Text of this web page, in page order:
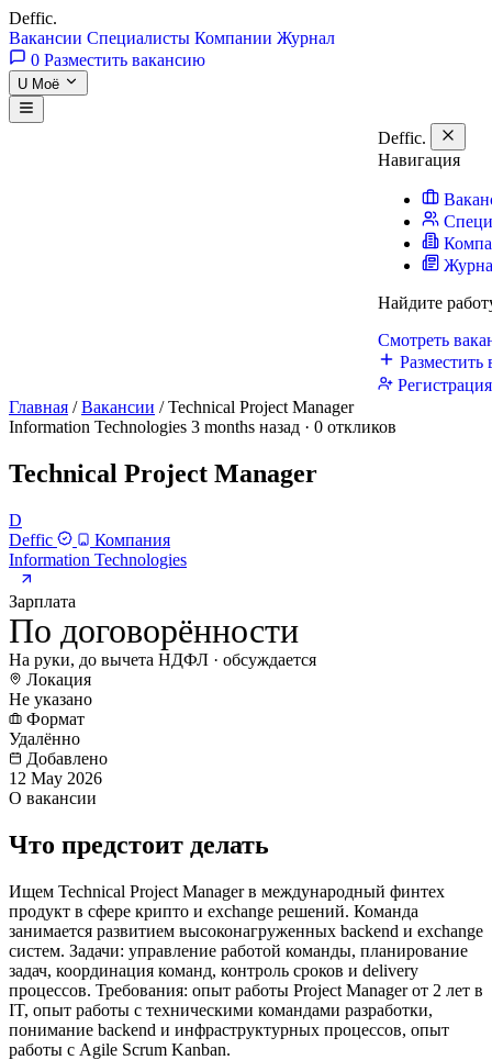
Deffic.
Вакансии Специалисты Компании Журнал
0 Разместить вакансию
U Моё
Deffic.
Навигация
Найдите
Смотреть
Разместить
Главная / Вакансии / Technical Project Manager
Information Technologies 3 months назад · 0 откликов
Technical Project Manager
D
Deffic
Компания
Information Technologies
Зарплата
По договорённости
На руки, до вычета НДФЛ · обсуждается
Локация
Не указано
Формат
Удалённо
Добавлено
12 May 2026
О вакансии
Что предстоит делать
Ищем Technical Project Manager в международный финтех
продукт в сфере крипто и exchange решений. Команда
занимается развитием высоконагруженных backend и exchange
систем. Задачи: управление работой команды, планирование
задач, координация команд, контроль сроков и delivery
процессов. Требования: опыт работы Project Manager от 2 лет в
IT, опыт работы с техническими командами разработки,
понимание backend и инфраструктурных процессов, опыт
работы с Agile Scrum Kanban.